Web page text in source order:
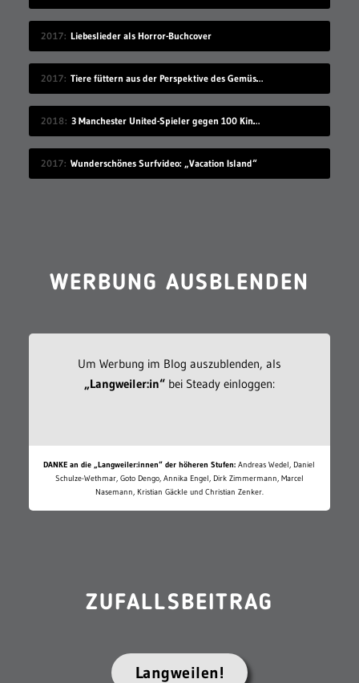
2017 Liebeslieder als Horror-Buchcover
2017 Tiere füttern aus der Perspektive des Gemüses
2018 3 Manchester United-Spieler gegen 100 Kinder
2017 Wunderschönes Surfvideo: „Vacation Island“
WERBUNG AUSBLENDEN
Um Werbung im Blog auszublenden, als
„Langweiler:in“bei Steady einloggen:
DANKE an die „Langweiler:innen“ der höheren Stufen: Andreas Wedel, Daniel
Schulze-Wethmar, Goto Dengo, Annika Engel, Dirk Zimmermann, Marcel
Nasemann, Kristian Gäckle und Christian Zenker.
ZUFALLSBEITRAG
Langweilen!